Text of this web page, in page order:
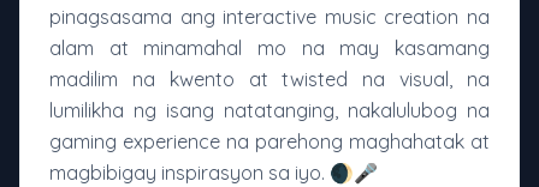
pinagsasama ang interactive music creation na
alam at minamahal mo na may kasamang
madilim na kwento at twisted na visual, na
lumilikha ng isang natatanging, nakalulubog na
gaming experience na parehong maghahatak at
magbibigay inspirasyon sa iyo. 🌒🎤